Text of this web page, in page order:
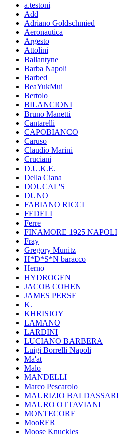
a.testoni
Add
Adriano Goldschmied
Aeronautica
Argesto
Attolini
Ballantyne
Barba Napoli
Barbed
BeaYukMui
Bertolo
BILANCIONI
Bruno Manetti
Cantarelli
CAPOBIANCO
Caruso
Claudio Marini
Cruciani
D.U.K.E.
Della Ciana
DOUCAL'S
DUNO
FABIANO RICCI
FEDELI
Ferre
FINAMORE 1925 NAPOLI
Fray
Gregory Munitz
H*D*S*N baracco
Herno
HYDROGEN
JACOB COHEN
JAMES PERSE
K.
KHRISJOY
LAMANO
LARDINI
LUCIANO BARBERA
Luigi Borrelli Napoli
Ma'at
Malo
MANDELLI
Marco Pescarolo
MAURIZIO BALDASSARI
MAURO OTTAVIANI
MONTECORE
MooRER
Moose Knuckles